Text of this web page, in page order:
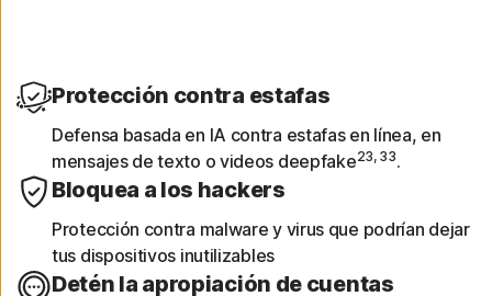
busca de amenazas como software malicioso
Obtén informes de dispositivos
Observa un análisis de 30 días de las redes
Wi-Fi, los sitios web, las vulnerabilidades de
los dispositivos y las aplicaciones de riesgo
Protección contra estafas
Defensa basada en IA contra estafas en línea, en
mensajes de texto o videos deepfake23, 33.
Bloquea a los hackers
Protección contra malware y virus que podrían dejar
tus dispositivos inutilizables
Detén la apropiación de cuentas